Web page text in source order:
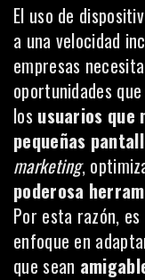
El uso de
a una velocidad
empresas
oportunidades
los usuarios que
pequeñas
marketing,
poderosa
Por esta razón,
enfoque en
que sean